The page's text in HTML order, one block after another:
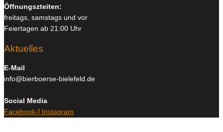
Öffnungszteiten:
freitags, samstags und vor
Feiertagen ab 21:00 Uhr
Aktuelles
E-Mail
info@bierboerse-bielefeld.de
Social Media
Facebook-f Instagram